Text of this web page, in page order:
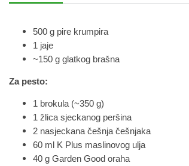
500 g pire krumpira
1 jaje
~150 g glatkog brašna
Za pesto:
1 brokula (~350 g)
1 žlica sjeckanog peršina
2 nasjeckana češnja češnjaka
60 ml K Plus maslinovog ulja
40 g Garden Good oraha